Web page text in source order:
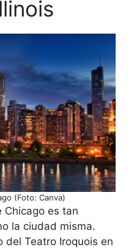
(Foto: Canva)
Chicago es tan
la ciudad misma.
del Teatro Iroquois en